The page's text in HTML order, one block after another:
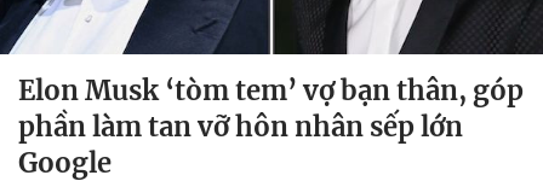
Elon Musk ‘tòm tem’ vợ bạn thân, góp
phần làm tan vỡ hôn nhân sếp lớn
Google